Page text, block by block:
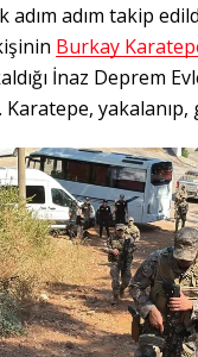
adım adım takip
Burkay
İnaz Deprem
Karatepe, yakalanıp,